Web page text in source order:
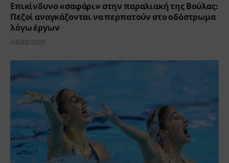
Επικίνδυνο «σαφάρι» στην παραλιακή της Βούλας:
Πεζοί αναγκάζονται να περπατούν στο οδόστρωμα
λόγω έργων
04/08/2026